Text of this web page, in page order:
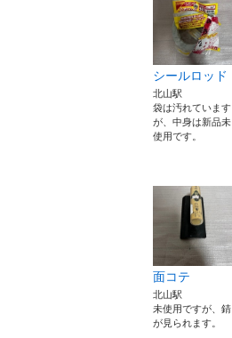
シールロッド
北山駅
袋は汚れています
が、中身は新品未
使用です。
面コテ
北山駅
未使用ですが、錆
が見られます。